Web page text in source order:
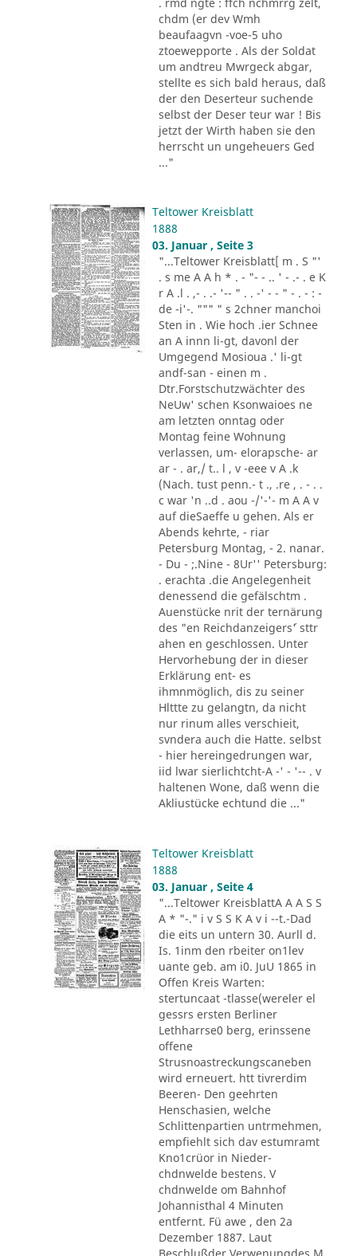
chdm (er dev Wmh
beaufaagvn -voe-5 uho
ztoewepporte . Als der Soldat
um andtreu Mwrgeck abgar,
stellte es sich bald heraus, daß
der den Deserteur suchende
selbst der Deser teur war ! Bis
jetzt der Wirth haben sie den
herrscht un ungeheuers Ged
..."
Teltower Kreisblatt
1888
03. Januar , Seite 3
"...Teltower Kreisblatt[ m . S "'
. s me A A h * . - "- - .. ' - .- . e K
r A .l . ,- . .- '-- " . . -' - - " - . - : -
de -i'-. """ " s 2chner manchoi
Sten in . Wie hoch .ier Schnee
an A innn li-gt, davonl der
Umgegend Mosioua .' li-gt
andf-san - einen m .
Dtr.Forstschutzwächter des
NeUw' schen Ksonwaioes ne
am letzten onntag oder
Montag feine Wohnung
verlassen, um- elorapsche- ar
ar - . ar,/ t.. l , v -eee v A .k
(Nach. tust penn.- t ., .re , . - . .
c war 'n ..d . aou -/'-'- m A A v
auf dieSaeffe u gehen. Als er
Abends kehrte, - riar
Petersburg Montag, - 2. nanar.
- Du - ;.Nine - 8Ur'' Petersburg:
. erachta .die Angelegenheit
denessend die gefälschtm .
Auenstücke nrit der ternärung
des "en Reichdanzeigers´' sttr
ahen en geschlossen. Unter
Hervorhebung der in dieser
Erklärung ent- es
ihmnmöglich, dis zu seiner
Hlttte zu gelangtn, da nicht
nur rinum alles verschieit,
svndera auch die Hatte. selbst
- hier hereingedrungen war,
iid lwar sierlichtcht-A -' - '-- . v
haltenen Wone, daß wenn die
Akliustücke echtund die ..."
Teltower Kreisblatt
1888
03. Januar , Seite 4
"...Teltower KreisblattA A A S S
A * "-." i v S S K A v i --t.-Dad
die eits un untern 30. Aurll d.
Is. 1inm den rbeiter on1lev
uante geb. am i0. JuU 1865 in
Offen Kreis Warten:
stertuncaat -tlasse(wereler el
gessrs ersten Berliner
Lethharrse0 berg, erinssene
offene
Strusnoastreckungscaneben
wird erneuert. htt tivrerdim
Beeren- Den geehrten
Henschasien, welche
Schlittenpartien untrmehmen,
empfiehlt sich dav estumramt
Kno1crüor in Nieder-
chdnwelde bestens. V
chdnwelde om Bahnhof
Johannisthal 4 Minuten
entfernt. Fü awe , den 2a
Dezember 1887. Laut